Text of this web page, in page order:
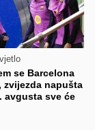
se Barcelona
zvijezda napušta
avgusta sve će